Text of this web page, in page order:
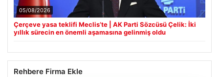
05/08/2026
Çerçeve yasa teklifi Meclis’te | AK Parti Sözcüsü Çelik: İki
yıllık sürecin en önemli aşamasına gelinmiş oldu
Rehbere Firma Ekle